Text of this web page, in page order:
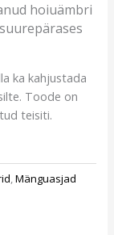
hoiuämbri
ka kahjustada
Toode on
teisiti.
,Mänguasjad